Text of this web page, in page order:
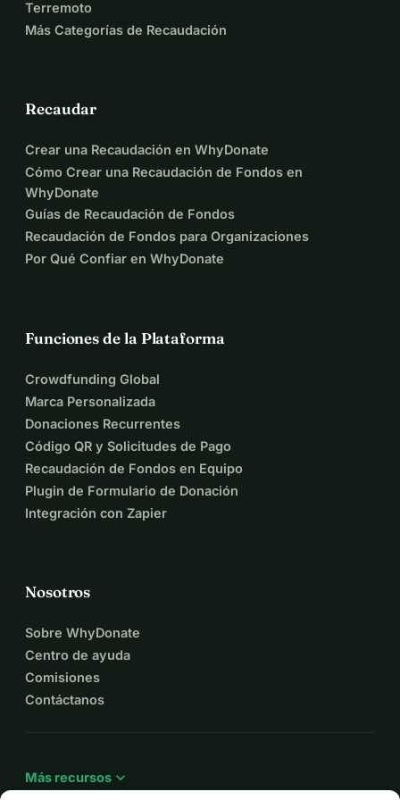
Terremoto
Más Categorías de Recaudación
Recaudar
Crear una Recaudación en WhyDonate
Cómo Crear una Recaudación de Fondos en
WhyDonate
Guías de Recaudación de Fondos
Recaudación de Fondos para Organizaciones
Por Qué Confiar en WhyDonate
Funciones de la Plataforma
Crowdfunding Global
Marca Personalizada
Donaciones Recurrentes
Código QR y Solicitudes de Pago
Recaudación de Fondos en Equipo
Plugin de Formulario de Donación
Integración con Zapier
Nosotros
Sobre WhyDonate
Centro de ayuda
Comisiones
Contáctanos
Más recursos expand_more